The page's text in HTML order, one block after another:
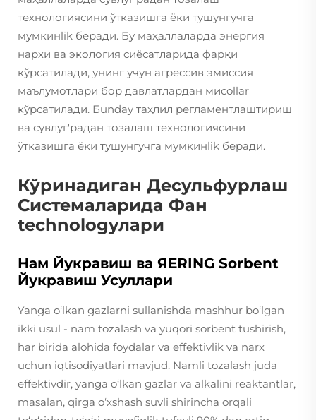
технологиясини ўтказишга ёки тушунгучга
мумкинlik беради. Бу маҳаллаларда энергия
нархи ва экология сиёсатларида фарқи
кўрсатилади, унинг учун агрессив эмиссия
маълумотлари бор давлатлардан мисollar
кўрсатилади. Бunday таҳлил регламентлаштириш
ва сувлуг'радан тозалаш технологиясини
ўтказишга ёки тушунгучга мумкинlik беради.
Кўринадиган Десульфурлаш
Системаларида Фан
technologyлари
Нам Йукравиш ва ЯERING Sorbent
Йукравиш Усуллари
Yanga o‘lkan gazlarni sullanishda mashhur bo‘lgan
ikki usul - nam tozalash va yuqori sorbent tushirish,
har birida alohida foydalar va effektivlik va narx
uchun iqtisodiyatlari mavjud. Namli tozalash juda
effektivdir, yanga o‘lkan gazlar va alkalini reaktantlar,
masalan, qirga o‘xshash suvli shirincha orqali